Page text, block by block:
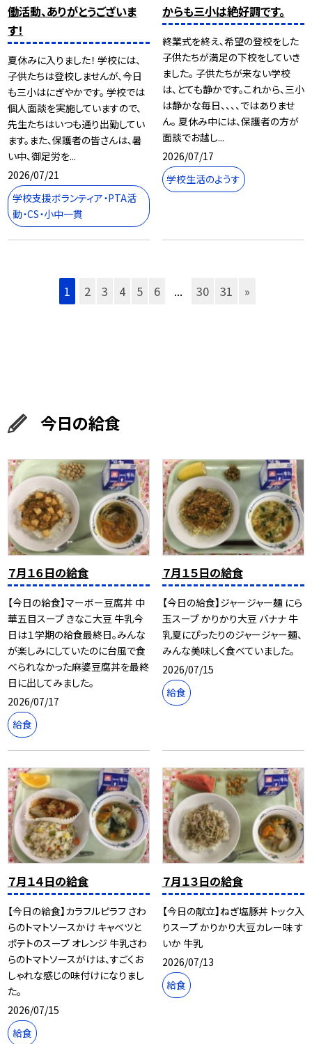
働活動、ありがとうございま
す！
夏休みに入りました！ 学校には、
子供たちは登校しませんが、今日
も三小はにぎやかです。 学校では
個人面談を実施していますので、
先生たちはいつも通り出勤してい
ます。また、保護者の皆さんは、暑
い中、御足労を...
2026/07/21
学校支援ボランティア・PTA活
動・CS・小中一貫
からも三小は絶好調です。
終業式を終え、希望の登校をした
子供たちが満足の下校をしていき
ました。 子供たちが来ない学校
は、とても静かです。これから、三小
は静かな毎日、、、、ではありませ
ん。 夏休み中には、保護者の方が
面談でお越し...
2026/07/17
学校生活のようす
1 2 3 4 5 6 ... 30 31 »
今日の給食
７月１６日の給食
【今日の給食】マーボー豆腐丼 中
華五目スープ きなこ大豆 牛乳今
日は１学期の給食最終日。みんな
が楽しみにしていたのに台風で食
べられなかった麻婆豆腐丼を最終
日に出してみました。
2026/07/17
給食
７月１５日の給食
【今日の給食】ジャージャー麺 にら
玉スープ かりかり大豆 バナナ 牛
乳夏にぴったりのジャージャー麺、
みんな美味しく食べていました。
2026/07/15
給食
７月１４日の給食
【今日の給食】カラフルピラフ さわ
らのトマトソースかけ キャベツと
ポテトのスープ オレンジ 牛乳さわ
らのトマトソースがけは、すごくお
しゃれな感じの味付けになりまし
た。
2026/07/15
給食
７月１３日の給食
【今日の献立】ねぎ塩豚丼 トック入
りスープ かりかり大豆カレー味 す
いか 牛乳
2026/07/13
給食